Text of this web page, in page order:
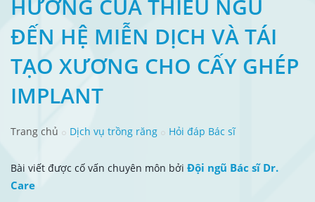
HƯỞNG CỦA THIẾU NGỦ
ĐẾN HỆ MIỄN DỊCH VÀ TÁI
TẠO XƯƠNG CHO CẤY GHÉP
IMPLANT
Trang chủ Dịch vụ trồng răng Hỏi đáp Bác sĩ
Bài viết được cố vấn chuyên môn bởi Đội ngũ Bác sĩ Dr.
Care